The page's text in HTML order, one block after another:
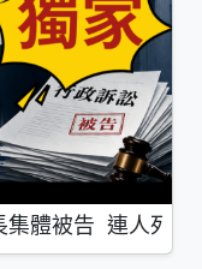
集體被告 連人死了